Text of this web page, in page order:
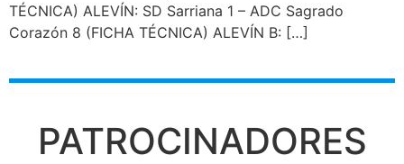
TÉCNICA) ALEVÍN: SD Sarriana 1 – ADC Sagrado
Corazón 8 (FICHA TÉCNICA) ALEVÍN B: […]
PATROCINADORES